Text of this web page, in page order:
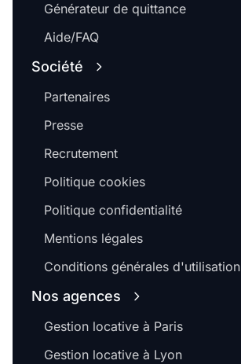
Générateur de quittance
Aide/FAQ
Société
Partenaires
Presse
Recrutement
Politique cookies
Politique confidentialité
Mentions légales
Conditions générales d'utilisation
Nos agences
Gestion locative à Paris
Gestion locative à Lyon